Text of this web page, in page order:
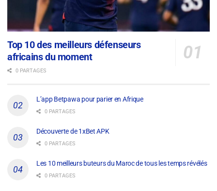
Top 10 des meilleurs défenseurs
africains du moment
0 PARTAGES
L’app Betpawa pour parier en Afrique
0 PARTAGES
Découverte de 1xBet APK
0 PARTAGES
Les 10 meilleurs buteurs du Maroc de tous les temps révélés
0 PARTAGES